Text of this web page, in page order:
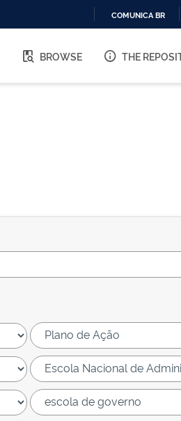
O
COMUNICA BR
BROWSE THE